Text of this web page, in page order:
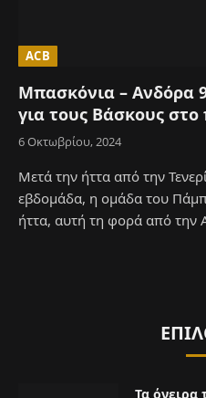
ACB
Μπασκόνια – Ανδόρα
για τους Βάσκους
6 Οκτωβρίου, 2024
Μετά την ήττα από την
εβδομάδα, η ομάδα του
ήττα, αυτή τη φορά από την
Τα όνειρα